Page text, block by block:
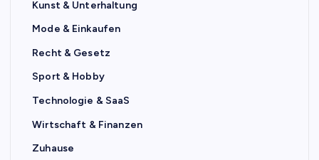
Kunst & Unterhaltung
Mode & Einkaufen
Recht & Gesetz
Sport & Hobby
Technologie & SaaS
Wirtschaft & Finanzen
Zuhause